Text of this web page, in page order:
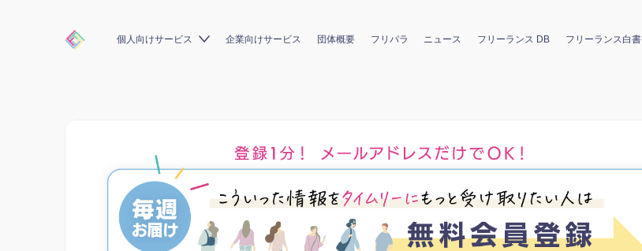
個人向けサービス 企業向けサービス 団体概要 フリパラ ニュース フリーランス DB フリーランス白書